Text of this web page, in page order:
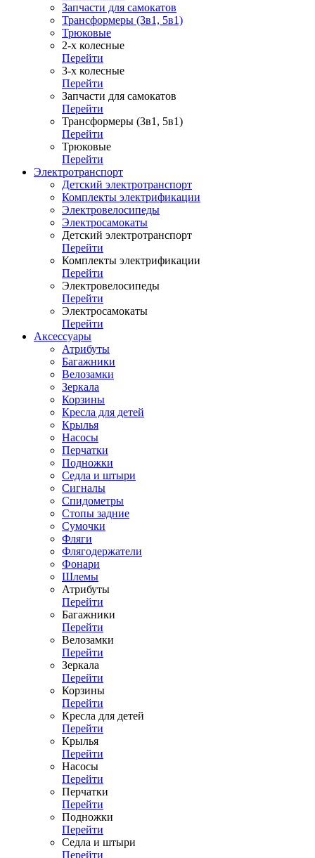
Запчасти для самокатов
Трансформеры (3в1, 5в1)
Трюковые
2-х колесные
Перейти
3-х колесные
Перейти
Запчасти для самокатов
Перейти
Трансформеры (3в1, 5в1)
Перейти
Трюковые
Перейти
Электротранспорт
Детский электротранспорт
Комплекты электрификации
Электровелосипеды
Электросамокаты
Детский электротранспорт
Перейти
Комплекты электрификации
Перейти
Электровелосипеды
Перейти
Электросамокаты
Перейти
Аксессуары
Атрибуты
Багажники
Велозамки
Зеркала
Корзины
Кресла для детей
Крылья
Насосы
Перчатки
Подножки
Седла и штыри
Сигналы
Спидометры
Стопы задние
Сумочки
Фляги
Флягодержатели
Фонари
Шлемы
Атрибуты
Перейти
Багажники
Перейти
Велозамки
Перейти
Зеркала
Перейти
Корзины
Перейти
Кресла для детей
Перейти
Крылья
Перейти
Насосы
Перейти
Перчатки
Перейти
Подножки
Перейти
Седла и штыри
Перейти